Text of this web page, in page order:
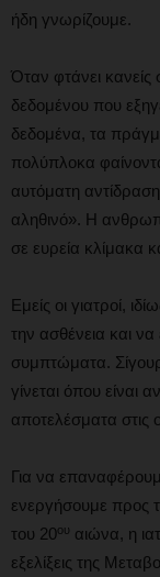
ήδη γνωρίζουμε.
Όταν φτάνει
δεδομένου που
δεδομένα, τα
πολύπλοκα
αυτόματη
αληθινό». Η
σε ευρεία κλίμακα
Εμείς οι γιατροί,
την ασθένεια και
συμπτώματα.
γίνεται όπου είναι
αποτελέσματα στις
Για να
ενεργήσουμε προς
του 20ου αιώνα, η
εξελίξεις της